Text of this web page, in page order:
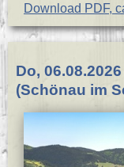
Download PDF,
Do,
(Schönau im